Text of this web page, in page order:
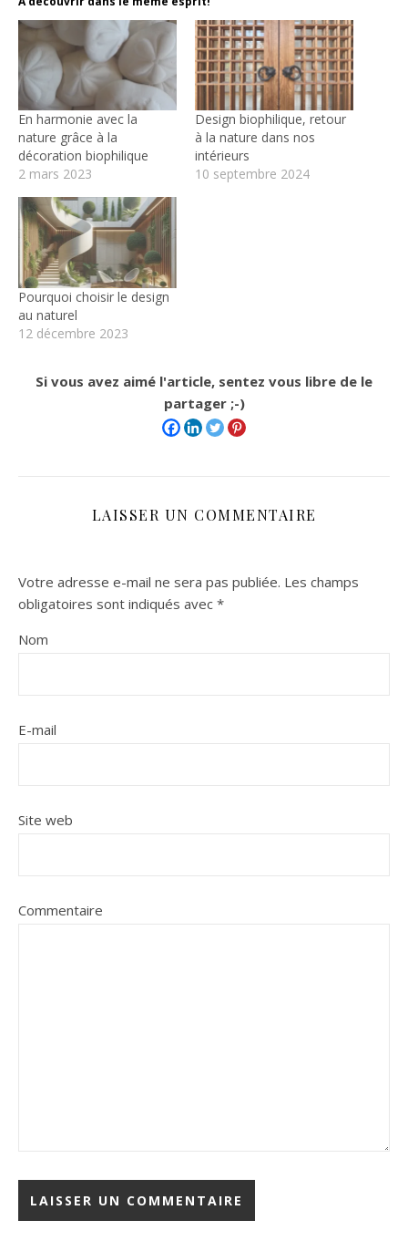
En harmonie avec la
nature grâce à la
décoration biophilique
2 mars 2023
Design biophilique, retour
à la nature dans nos
intérieurs
10 septembre 2024
Pourquoi choisir le design
au naturel
12 décembre 2023
Si vous avez aimé l'article, sentez vous libre de le
partager ;-)
LAISSER UN COMMENTAIRE
Votre adresse e-mail ne sera pas publiée. Les champs
obligatoires sont indiqués avec *
Nom
E-mail
Site web
Commentaire